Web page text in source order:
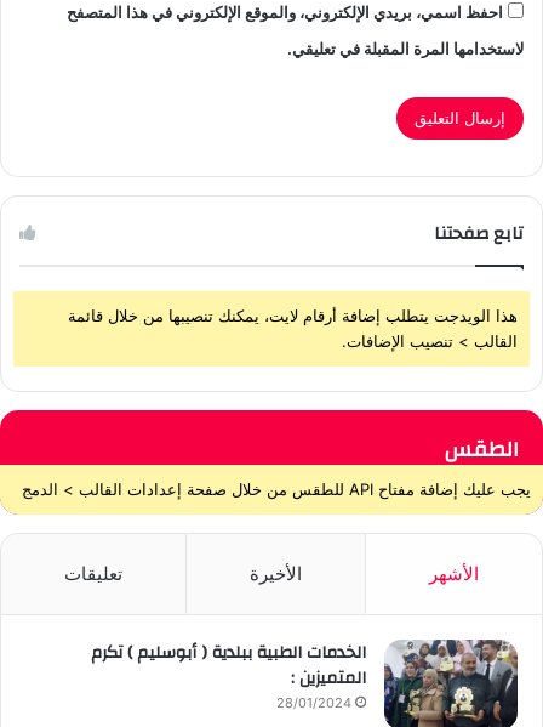
احفظ اسمي، بريدي الإلكتروني، والموقع الإلكتروني في هذا المتصفح
لاستخدامها المرة المقبلة في تعليقي.
تابع صفحتنا
هذا الويدجت يتطلب إضافة أرقام لايت، يمكنك تنصيبها من خلال قائمة
القالب > تنصيب الإضافات.
الطقس
يجب عليك إضافة مفتاح API للطقس من خلال صفحة إعدادات القالب > الدمج
الأشهر الأخيرة تعليقات
الخدمات الطبية ببلدية ( أبوسليم ) تكرم
المتميزين :
28/01/2024